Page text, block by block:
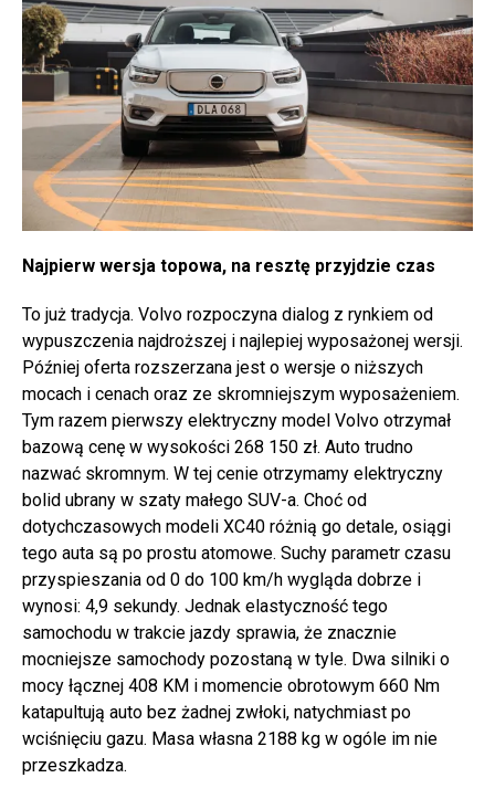
Najpierw wersja topowa, na resztę przyjdzie czas
To już tradycja. Volvo rozpoczyna dialog z rynkiem od
wypuszczenia najdroższej i najlepiej wyposażonej wersji.
Później oferta rozszerzana jest o wersje o niższych
mocach i cenach oraz ze skromniejszym wyposażeniem.
Tym razem pierwszy elektryczny model Volvo otrzymał
bazową cenę w wysokości 268 150 zł. Auto trudno
nazwać skromnym. W tej cenie otrzymamy elektryczny
bolid ubrany w szaty małego SUV-a. Choć od
dotychczasowych modeli XC40 różnią go detale, osiągi
tego auta są po prostu atomowe. Suchy parametr czasu
przyspieszania od 0 do 100 km/h wygląda dobrze i
wynosi: 4,9 sekundy. Jednak elastyczność tego
samochodu w trakcie jazdy sprawia, że znacznie
mocniejsze samochody pozostaną w tyle. Dwa silniki o
mocy łącznej 408 KM i momencie obrotowym 660 Nm
katapultują auto bez żadnej zwłoki, natychmiast po
wciśnięciu gazu. Masa własna 2188 kg w ogóle im nie
przeszkadza.